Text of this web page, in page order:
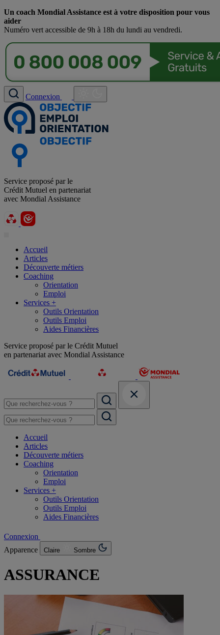
Un coach Mondial Assistance est à votre disposition pour vous
aider
Numéro vert accessible de 9h à 18h du lundi au vendredi.
Connexion
Service proposé par le
Crédit Mutuel en partenariat
avec Mondial Assistance
Accueil
Articles
Découverte métiers
Coaching
Orientation
Emploi
Services +
Outils Orientation
Outils Emploi
Aides Financières
Service proposé par le Crédit Mutuel
en partenariat avec Mondial Assistance
Accueil
Articles
Découverte métiers
Coaching
Orientation
Emploi
Services +
Outils Orientation
Outils Emploi
Aides Financières
Connexion
Apparence
Claire Sombre
ASSURANCE